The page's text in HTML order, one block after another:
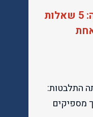
חינוך ביתי ולימוד היסטוריה: 5 שאלות
התלבטות:
מספיקים